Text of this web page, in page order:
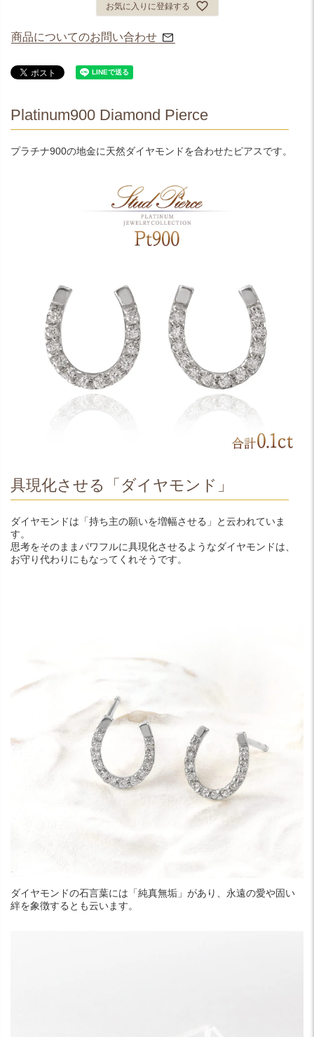
お気に入りに登録する
商品についてのお問い合わせ
Platinum900 Diamond Pierce
プラチナ900の地金に天然ダイヤモンドを合わせたピアスです。
具現化させる「ダイヤモンド」
ダイヤモンドは「持ち主の願いを増幅させる」と云われていま
す。
思考をそのままパワフルに具現化させるようなダイヤモンドは、
お守り代わりにもなってくれそうです。
ダイヤモンドの石言葉には「純真無垢」があり、永遠の愛や固い
絆を象徴するとも云います。